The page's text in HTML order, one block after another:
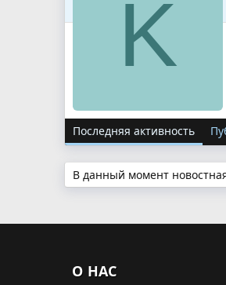
K
Последняя активность
В данный момент
О НАС